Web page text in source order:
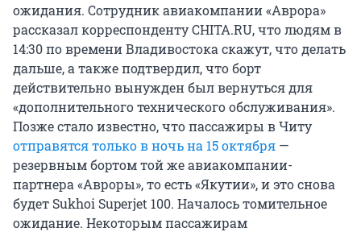
ожидания. Сотрудник авиакомпании «Аврора»
рассказал корреспонденту CHITA.RU, что людям в
14:30 по времени Владивостока скажут, что делать
дальше, а также подтвердил, что борт
действительно вынужден был вернуться для
«дополнительного технического обслуживания».
Позже стало известно, что пассажиры в Читу
отправятся только в ночь на 15 октября —
резервным бортом той же авиакомпании-
партнера «Авроры», то есть «Якутии», и это снова
будет Sukhoi Superjet 100. Началось томительное
ожидание. Некоторым пассажирам